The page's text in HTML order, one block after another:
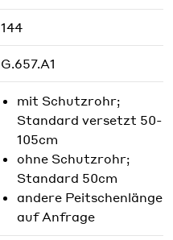
144
G.657.A1
mit Schutzrohr;
Standard versetzt 50-
105cm
ohne Schutzrohr;
Standard 50cm
andere Peitschenlänge
auf Anfrage